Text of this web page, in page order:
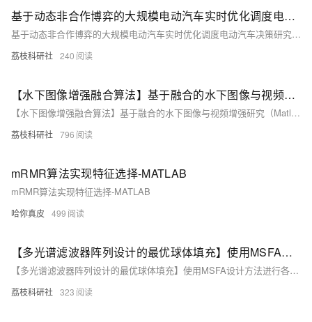
基于动态非合作博弈的大规模电动汽车实时优化调度电动汽车决策研究（Matlab代码实现）
基于动态非合作博弈的大规模电动汽车实时优化调度电动汽车决策研究（Matlab代码实现）
荔枝科研社 240
【水下图像增强融合算法】基于融合的水下图像与视频增强研究（Matlab代码实现）
【水下图像增强融合算法】基于融合的水下图像与视频增强研究（Matlab代码实现）
荔枝科研社 796
mRMR算法实现特征选择-MATLAB
mRMR算法实现特征选择-MATLAB
哈你真皮 499
【多光谱滤波器阵列设计的最优球体填充】使用MSFA设计方法进行各种重建算法时，图像质量可以提高至多2 dB，并在光谱相似性方面实现了显著提升（Matlab代码实现）
【多光谱滤波器阵列设计的最优球体填充】使用MSFA设计方法进行各种重建算法时，图像质量可以提高至多2 dB，并在光谱相似性方面实现了显著提升（Matlab代码实现）
荔枝科研社 323